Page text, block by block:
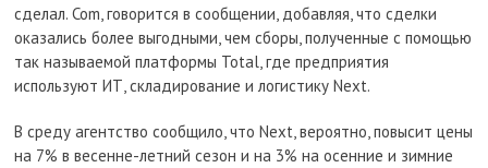
сделал. Com, говорится в сообщении, добавляя, что сделки
оказались более выгодными, чем сборы, полученные с помощью
так называемой платформы Total, где предприятия
используют ИТ, складирование и логистику Next.
В среду агентство сообщило, что Next, вероятно, повысит цены
на 7% в весенне-летний сезон и на 3% на осенние и зимние